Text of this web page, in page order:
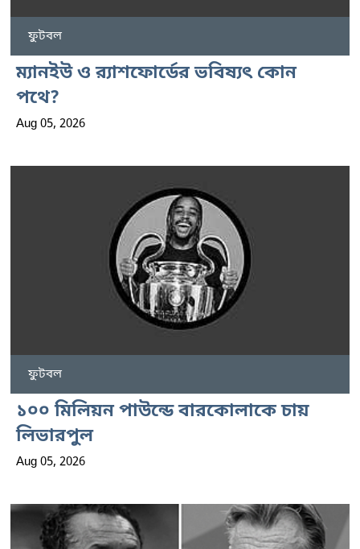
ফুটবল
ম্যানইউ ও র‍্যাশফোর্ডের ভবিষ্যৎ কোন
পথে?
Aug 05, 2026
ফুটবল
১০০ মিলিয়ন পাউন্ডে বারকোলাকে চায়
লিভারপুল
Aug 05, 2026